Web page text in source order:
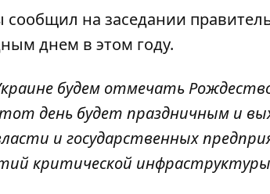
на заседании
днем ​​в этом году.
будем отмечать
день будет праздничным и
и государственных
критической